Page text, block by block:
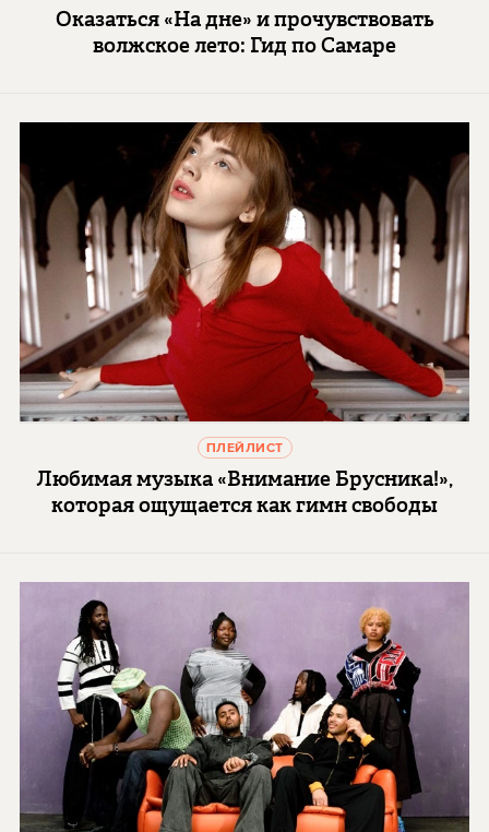
Оказаться «На дне» и прочувствовать
волжское лето: Гид по Самаре
ПЛЕЙЛИСТ
Любимая музыка «Внимание Брусника!»,
которая ощущается как гимн свободы